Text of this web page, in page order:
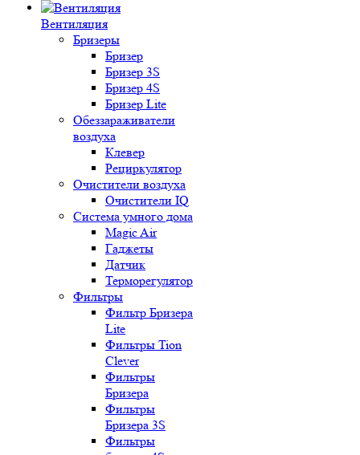
Вентиляция
Бризеры
Бризер
Бризер 3S
Бризер 4S
Бризер Lite
Обеззараживатели
воздуха
Клевер
Рециркулятор
Очистители воздуха
Очистители IQ
Система умного дома
Magic Air
Гаджеты
Датчик
Терморегулятор
Фильтры
Фильтр Бризера
Lite
Фильтры Tion
Clever
Фильтры
Бризера
Фильтры
Бризера 3S
Фильтры